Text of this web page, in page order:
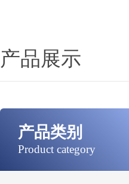
产品展示
产品类别
Product category